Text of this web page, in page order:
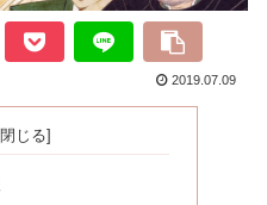
2019.07.09